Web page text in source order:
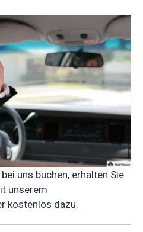
uns buchen, erhalten Sie
unserem
kostenlos dazu.